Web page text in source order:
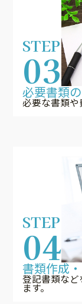
STEP
03
必要書類
必要な書類や
STEP
04
書類作成
登記書類な
ます。